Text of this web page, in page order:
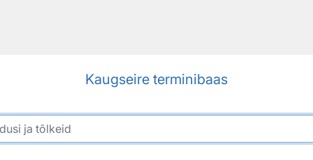
Kaugseire terminibaas